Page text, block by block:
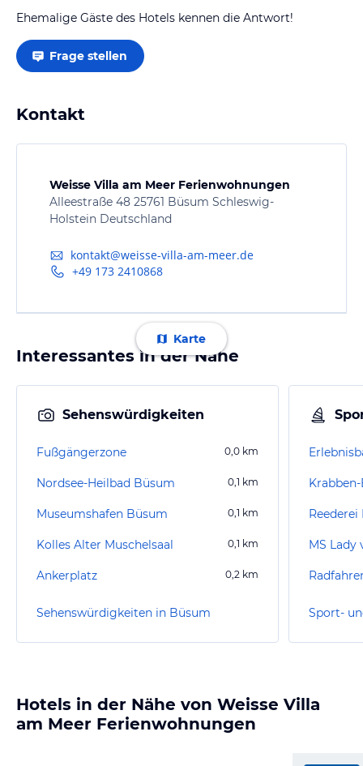
Ehemalige Gäste des Hotels kennen die Antwort!
Frage stellen
Kontakt
Weisse Villa am Meer Ferienwohnungen
Alleestraße 48 25761 Büsum Schleswig-
Holstein Deutschland
kontakt@weisse-villa-am-meer.de
+49 173 2410868
Karte
Interessantes in der Nähe
Sehenswürdigkeiten
Fußgängerzone 0,0 km
Nordsee-Heilbad Büsum 0,1 km
Museumshafen Büsum 0,1 km
Kolles Alter Muschelsaal 0,1 km
Ankerplatz 0,2 km
Sehenswürdigkeiten in Büsum
Krabben-
Reederei
MS Lady
Sport-
Hotels in der Nähe von Weisse Villa
am Meer Ferienwohnungen